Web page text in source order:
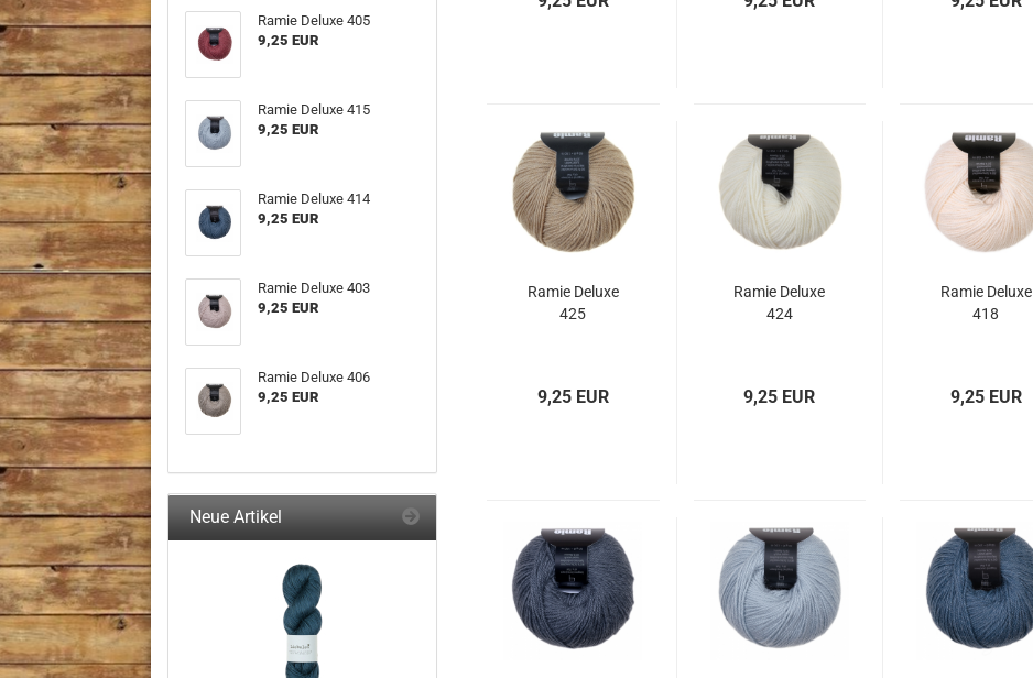
Ramie Deluxe
425
9,25 EUR
Ramie Deluxe
424
9,25 EUR
Ramie Deluxe
418
9,25 EUR
Ramie Deluxe 405
9,25 EUR
Ramie Deluxe 415
9,25 EUR
Ramie Deluxe 414
9,25 EUR
Ramie Deluxe 403
9,25 EUR
Ramie Deluxe 406
9,25 EUR
Neue Artikel